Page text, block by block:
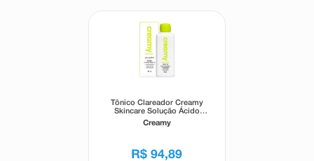
Tônico Clareador Creamy
Skincare Solução Ácido
Tranexâmico 90ml
Creamy
R$ 94,89